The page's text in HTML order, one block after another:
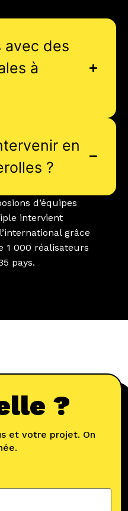
avec des
à
en
?
d’équipes
intervient
grâce
1 000 réalisateurs
pays.
?
et votre projet. On